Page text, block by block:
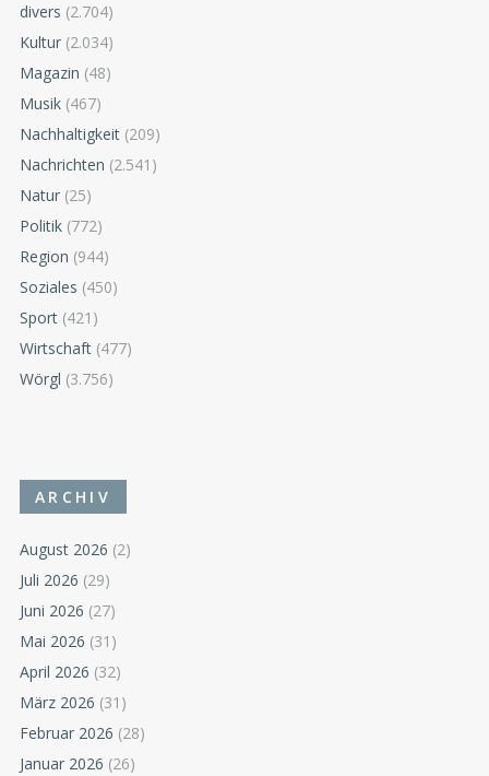
divers (2.704)
Kultur (2.034)
Magazin (48)
Musik (467)
Nachhaltigkeit (209)
Nachrichten (2.541)
Natur (25)
Politik (772)
Region (944)
Soziales (450)
Sport (421)
Wirtschaft (477)
Wörgl (3.756)
ARCHIV
August 2026 (2)
Juli 2026 (29)
Juni 2026 (27)
Mai 2026 (31)
April 2026 (32)
März 2026 (31)
Februar 2026 (28)
Januar 2026 (26)